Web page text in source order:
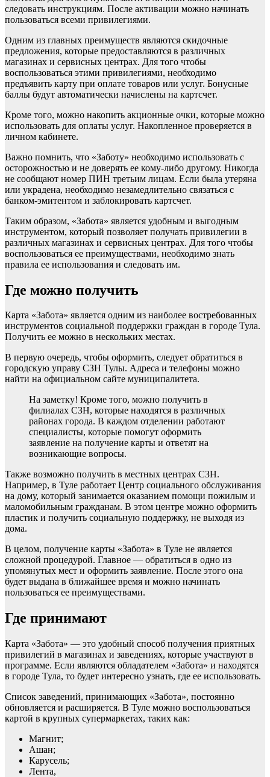
следовать инструкциям. После активации можно начинать
пользоваться всеми привилегиями.
Одним из главных преимуществ являются скидочные
предложения, которые предоставляются в различных
магазинах и сервисных центрах. Для того чтобы
воспользоваться этими привилегиями, необходимо
предъявить карту при оплате товаров или услуг. Бонусные
баллы будут автоматически начислены на картсчет.
Кроме того, можно накопить акционные очки, которые можно
использовать для оплаты услуг. Накопленное проверяется в
личном кабинете.
Важно помнить, что «Заботу» необходимо использовать с
осторожностью и не доверять ее кому-либо другому. Никогда
не сообщают номер ПИН третьим лицам. Если была утеряна
или украдена, необходимо незамедлительно связаться с
банком-эмитентом и заблокировать картсчет.
Таким образом, «Забота» является удобным и выгодным
инструментом, который позволяет получать привилегии в
различных магазинах и сервисных центрах. Для того чтобы
воспользоваться ее преимуществами, необходимо знать
правила ее использования и следовать им.
Где можно получить
Карта «Забота» является одним из наиболее востребованных
инструментов социальной поддержки граждан в городе Тула.
Получить ее можно в нескольких местах.
В первую очередь, чтобы оформить, следует обратиться в
городскую управу СЗН Тулы. Адреса и телефоны можно
найти на официальном сайте муниципалитета.
На заметку! Кроме того, можно получить в
филиалах СЗН, которые находятся в различных
районах города. В каждом отделении работают
специалисты, которые помогут оформить
заявление на получение карты и ответят на
возникающие вопросы.
Также возможно получить в местных центрах СЗН.
Например, в Туле работает Центр социального обслуживания
на дому, который занимается оказанием помощи пожилым и
маломобильным гражданам. В этом центре можно оформить
пластик и получить социальную поддержку, не выходя из
дома.
В целом, получение карты «Забота» в Туле не является
сложной процедурой. Главное — обратиться в одно из
упомянутых мест и оформить заявление. После этого она
будет выдана в ближайшее время и можно начинать
пользоваться ее преимуществами.
Где принимают
Карта «Забота» — это удобный способ получения приятных
привилегий в магазинах и заведениях, которые участвуют в
программе. Если являются обладателем «Забота» и находятся
в городе Тула, то будет интересно узнать, где ее использовать.
Список заведений, принимающих «Забота», постоянно
обновляется и расширяется. В Туле можно воспользоваться
картой в крупных супермаркетах, таких как:
Магнит;
Ашан;
Карусель;
Лента,